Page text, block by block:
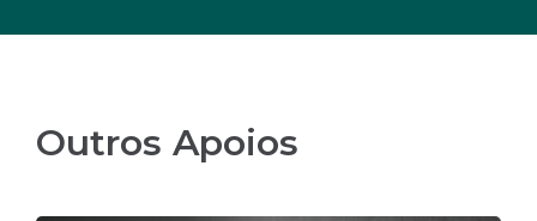
Outros Apoios